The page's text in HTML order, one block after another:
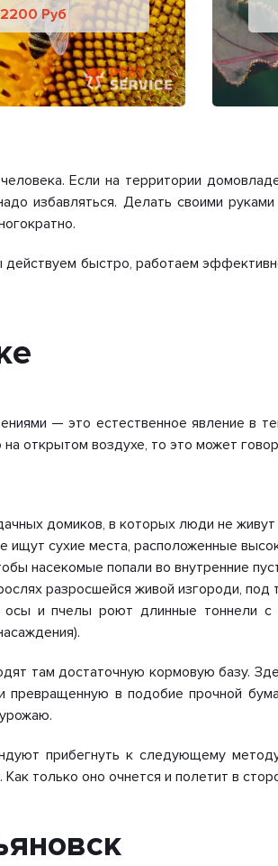
Руб
Если на территории
избавляться. Делать своими
быстро, работаем
— это естественное явление в
открытом воздухе, то это может
домиков, в которых люди не живут
сухие места, расположенные
насекомые попали во внутренние
разросшейся живой изгороди,
и пчелы роют длинные тоннели
там достаточную кормовую базу.
в подобие прочной
прибегнуть к следующему
только оно очнется и полетит в